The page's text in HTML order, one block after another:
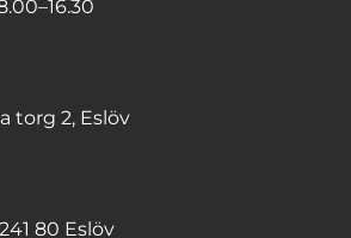
torg 2, Eslöv
80 Eslöv